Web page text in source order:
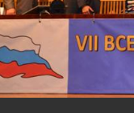
VII Всероссийский
современных
21.10.2013
Москва 21-24 октября